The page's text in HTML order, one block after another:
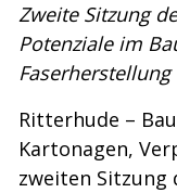
Zweite Sitzung
Potenziale im
Faserherstellung
Ritterhude –
Kartonagen,
zweiten Sitzung